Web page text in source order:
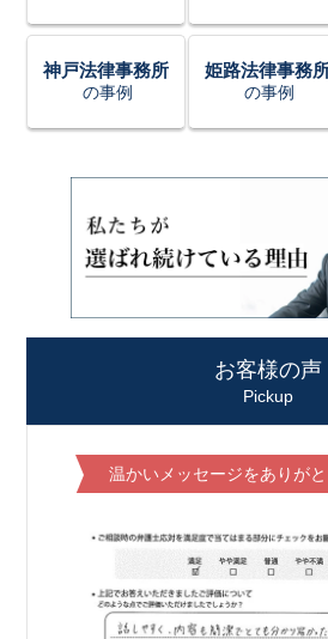
神戸法律事務所
の事例
姫路法律事務
の事例
お客様の声
Pickup
温かいメッセージをありが